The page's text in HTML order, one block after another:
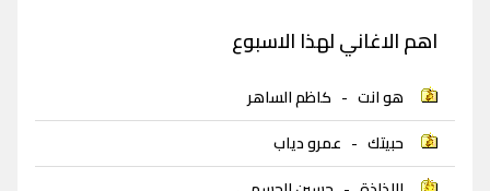
اهم الاغاني لهذا الاسبوع
هو انت - كاظم الساهر
حبيتك - عمرو دياب